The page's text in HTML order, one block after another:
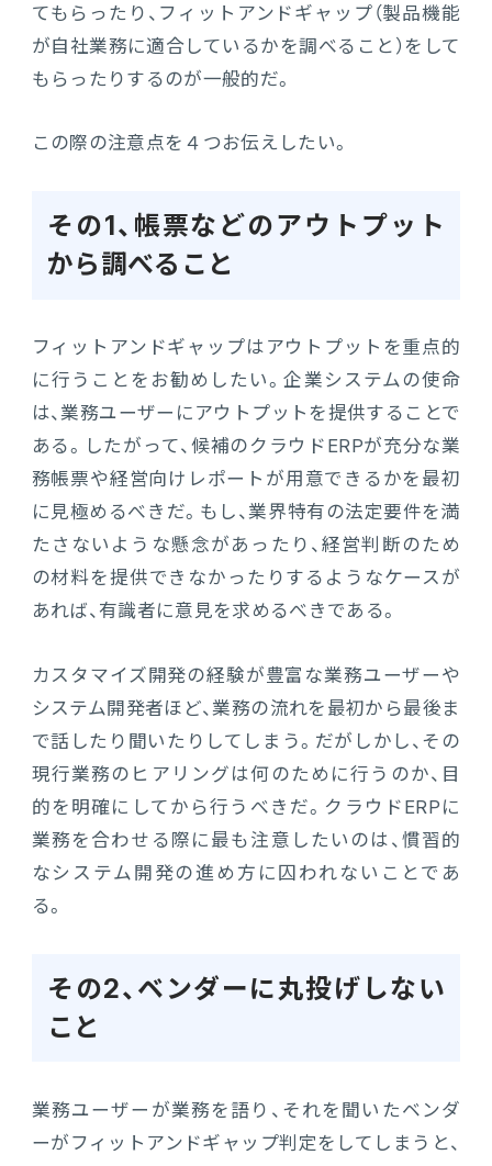
てもらったり、フィットアンドギャップ（製品機能
が自社業務に適合しているかを調べること）をして
もらったりするのが一般的だ。
この際の注意点を４つお伝えしたい。
その1、帳票などのアウトプット
から調べること
フィットアンドギャップはアウトプットを重点的
に行うことをお勧めしたい。企業システムの使命
は、業務ユーザーにアウトプットを提供することで
ある。したがって、候補のクラウドERPが充分な業
務帳票や経営向けレポートが用意できるかを最初
に見極めるべきだ。もし、業界特有の法定要件を満
たさないような懸念があったり、経営判断のため
の材料を提供できなかったりするようなケースが
あれば、有識者に意見を求めるべきである。
カスタマイズ開発の経験が豊富な業務ユーザーや
システム開発者ほど、業務の流れを最初から最後ま
で話したり聞いたりしてしまう。だがしかし、その
現行業務のヒアリングは何のために行うのか、目
的を明確にしてから行うべきだ。クラウドERPに
業務を合わせる際に最も注意したいのは、慣習的
なシステム開発の進め方に囚われないことであ
る。
その2、ベンダーに丸投げしない
こと
業務ユーザーが業務を語り、それを聞いたベンダ
ーがフィットアンドギャップ判定をしてしまうと、